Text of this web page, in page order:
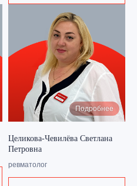
Подробнее
Целикова-Чевилёва Светлана
Петровна
ревматолог